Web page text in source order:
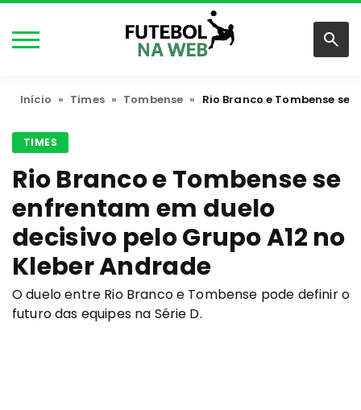
Início » Times » Tombense » Rio Branco e Tombense se
TIMES
Rio Branco e Tombense se
enfrentam em duelo
decisivo pelo Grupo A12 no
Kleber Andrade
O duelo entre Rio Branco e Tombense pode definir o
futuro das equipes na Série D.